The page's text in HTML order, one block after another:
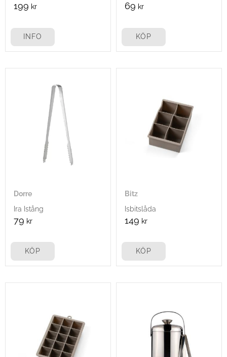
199 kr
INFO
69 kr
KÖP
Dorre
Ira Istång
79 kr
KÖP
Bitz
Isbitslåda
149 kr
KÖP